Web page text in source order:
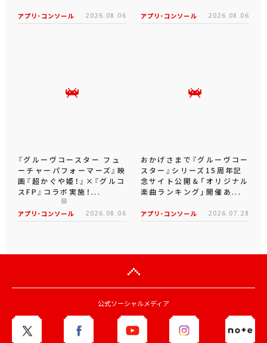
アプリ･コンソール 2026.08.06 アプリ･コンソール 2026.08.06
『グルーヴコースター フュ
ーチャーパフォーマーズ』映
画『超かぐや姫！』×『グルコ
スFP』コラボ実施！...
アプリ･コンソール 2026.08.06
おかげさまで『グルーヴコー
スター』シリーズ15周年記
念サイト公開＆「オリジナル
楽曲ランキング」開催あ...
アプリ･コンソール 2026.07.28
公式ソーシャルメディア